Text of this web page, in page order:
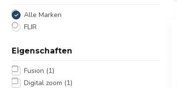
Alle Marken
FLIR
Eigenschaften
Fusion (1)
Digital zoom (1)